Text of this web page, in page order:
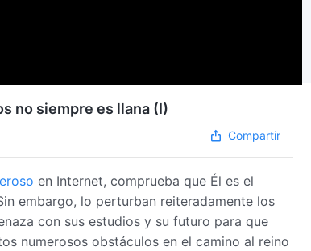
no siempre es llana (I)
Compartir
en Internet, comprueba que Él es el
embargo, lo perturban reiteradamente los
con sus estudios y su futuro para que
numerosos obstáculos en el camino al reino